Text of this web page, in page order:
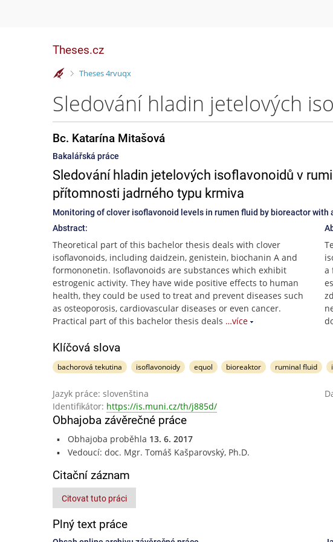
Theses.cz
>
Theses 4rvuqx
Bc. Katarína Mitašová
Bakalářská práce
Sledování hladin jetelových isoflavonoidů v
přítomnosti jadrného typu krmiva
Monitoring of clover isoflavonoid levels in rumen fluid by bioreactor
Abstract:
Theoretical part of this bachelor thesis deals with clover
isoflavonoids, including daidzein, genistein, biochanin A and
formononetin. Isoflavonoids are substances which exhibit
estrogenic activity. They have wide positive effects to human
health, they could be used to treat and prevent diseases such
as osteoporosis, cardiovascular diseases or even cancer.
Practical part of this bachelor thesis deals …více
a
Klíčová slova
bachorová tekutina isoflavonoidy equol bioreaktor ruminal fluid
Jazyk práce: slovenština
Identifikátor: https://is.muni.cz/th/j885d/
Obhajoba závěrečné práce
Obhajoba proběhla 13. 6. 2017
Vedoucí: doc. Mgr. Tomáš Kašparovský, Ph.D.
Citační záznam
Citovat tuto práci
Plný text práce